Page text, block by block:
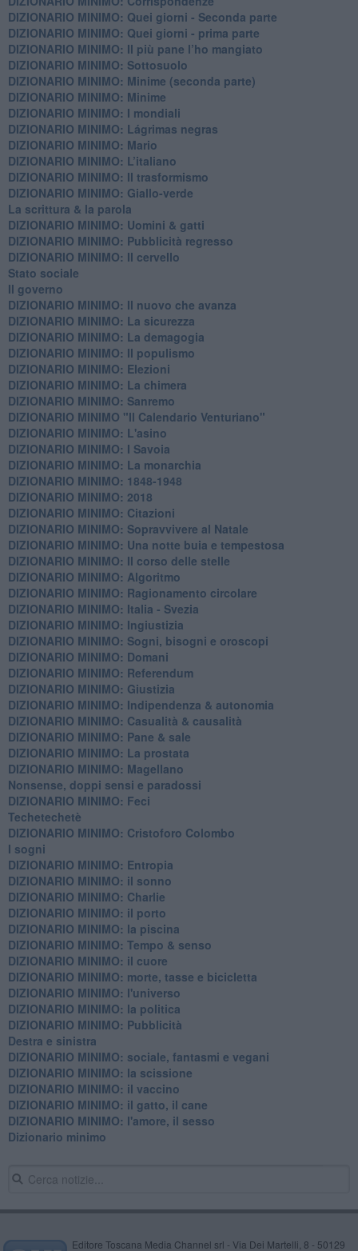
DIZIONARIO MINIMO: Quei giorni - Seconda parte
DIZIONARIO MINIMO: Quei giorni - prima parte
DIZIONARIO MINIMO: Il più pane l’ho mangiato
DIZIONARIO MINIMO: Sottosuolo
DIZIONARIO MINIMO: Minime (seconda parte)
DIZIONARIO MINIMO: Minime
DIZIONARIO MINIMO: ​I mondiali
DIZIONARIO MINIMO: ​Lágrimas negras
DIZIONARIO MINIMO: Mario
DIZIONARIO MINIMO: L’italiano
DIZIONARIO MINIMO: Il trasformismo
DIZIONARIO MINIMO: Giallo-verde
La scrittura & la parola
​DIZIONARIO MINIMO: Uomini & gatti
DIZIONARIO MINIMO: ​Pubblicità regresso
DIZIONARIO MINIMO: Il cervello
Stato sociale
Il governo
DIZIONARIO MINIMO: Il nuovo che avanza
DIZIONARIO MINIMO: La sicurezza
DIZIONARIO MINIMO: La demagogia
DIZIONARIO MINIMO: Il populismo
DIZIONARIO MINIMO: Elezioni
DIZIONARIO MINIMO: La chimera
DIZIONARIO MINIMO: Sanremo
DIZIONARIO MINIMO "Il Calendario Venturiano"
DIZIONARIO MINIMO: L'asino
DIZIONARIO MINIMO: I Savoia
DIZIONARIO MINIMO: La monarchia
DIZIONARIO MINIMO: 1848-1948
DIZIONARIO MINIMO: 2018
DIZIONARIO MINIMO: Citazioni
DIZIONARIO MINIMO: ​Sopravvivere al Natale
DIZIONARIO MINIMO: ​Una notte buia e tempestosa
DIZIONARIO MINIMO: Il corso delle stelle
DIZIONARIO MINIMO: Algoritmo
DIZIONARIO MINIMO: Ragionamento circolare
DIZIONARIO MINIMO: Italia - Svezia
DIZIONARIO MINIMO: ​Ingiustizia
DIZIONARIO MINIMO: ​Sogni, bisogni e oroscopi
DIZIONARIO MINIMO: Domani
DIZIONARIO MINIMO: Referendum
DIZIONARIO MINIMO: Giustizia
DIZIONARIO MINIMO: ​Indipendenza & autonomia
DIZIONARIO MINIMO: ​Casualità & causalità
​DIZIONARIO MINIMO: Pane & sale
DIZIONARIO MINIMO: La prostata
​DIZIONARIO MINIMO: Magellano
Nonsense, doppi sensi e paradossi
DIZIONARIO MINIMO: Feci
Techetechetè
DIZIONARIO MINIMO: Cristoforo Colombo
I sogni
DIZIONARIO MINIMO: Entropia
DIZIONARIO MINIMO: il sonno
DIZIONARIO MINIMO: Charlie
DIZIONARIO MINIMO: il porto
DIZIONARIO MINIMO: la piscina
DIZIONARIO MINIMO: Tempo & senso
DIZIONARIO MINIMO: il cuore
DIZIONARIO MINIMO: morte, tasse e bicicletta
DIZIONARIO MINIMO: l'universo
DIZIONARIO MINIMO: la politica
DIZIONARIO MINIMO: Pubblicità
Destra e sinistra
DIZIONARIO MINIMO: sociale, fantasmi e vegani
DIZIONARIO MINIMO: la scissione
DIZIONARIO MINIMO: il vaccino
DIZIONARIO MINIMO: il gatto, il cane
DIZIONARIO MINIMO: l'amore, il sesso
Dizionario minimo
Editore Toscana Media Channel srl - Via Dei Martelli, 8 - 50129